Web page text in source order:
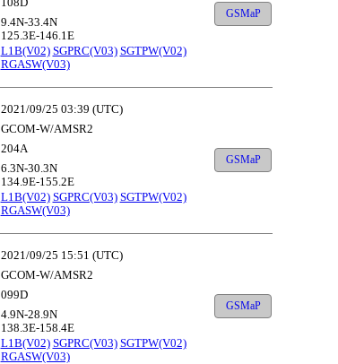
108D
9.4N-33.4N
125.3E-146.1E
L1B(V02) SGPRC(V03) SGTPW(V02)
RGASW(V03)
GSMaP
2021/09/25 03:39 (UTC)
GCOM-W/AMSR2
204A
6.3N-30.3N
134.9E-155.2E
L1B(V02) SGPRC(V03) SGTPW(V02)
RGASW(V03)
GSMaP
2021/09/25 15:51 (UTC)
GCOM-W/AMSR2
099D
4.9N-28.9N
138.3E-158.4E
L1B(V02) SGPRC(V03) SGTPW(V02)
RGASW(V03)
GSMaP